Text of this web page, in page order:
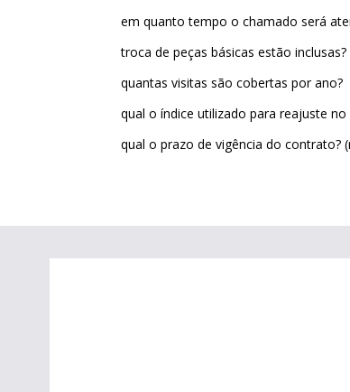
em quanto tempo o chamado será
troca de peças básicas estão inclusas?
quantas visitas são cobertas por ano?
qual o índice utilizado para reajuste
qual o prazo de vigência do contrato?